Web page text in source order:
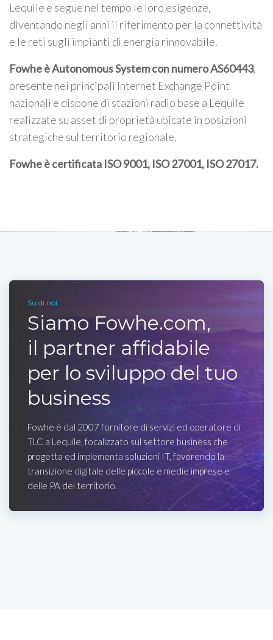
Lequile e segue nel tempo le loro esigenze,
diventando negli anni il riferimento per la connettività
e le reti sugli impianti di energia rinnovabile.
Fowhe è Autonomous System con numero AS60443,
presente nei principali Internet Exchange Point
nazionali e dispone di stazioni radio base a Lequile
realizzate su asset di proprietà ubicate in posizioni
strategiche sul territorio regionale.
Fowhe è certificata ISO 9001, ISO 27001, ISO 27017.
Su di noi
Siamo Fowhe.com,
il partner affidabile
per lo sviluppo del tuo
business
Fowhe è dal 2007 fornitore di servizi ed operatore di
TLC a Lequile, focalizzato sul settore business che
progetta ed implementa soluzioni IT, favorendo la
transizione digitale delle piccole e medie imprese e
delle PA del territorio.